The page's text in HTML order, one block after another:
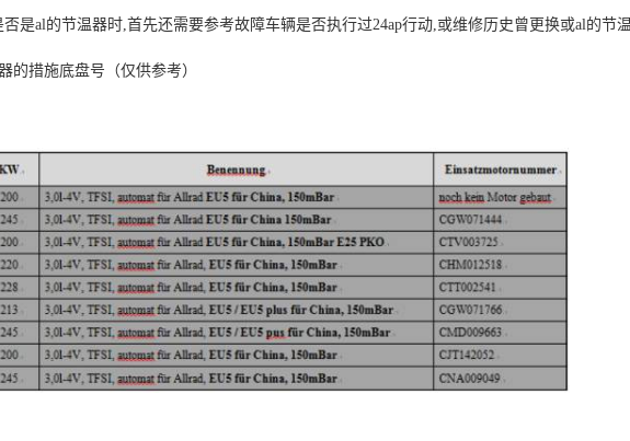
是al的节温器时,首先还需要参考故障车辆是否执行过24ap行动,或维修历史曾更换或al的节
的措施底盘号（仅供参考）